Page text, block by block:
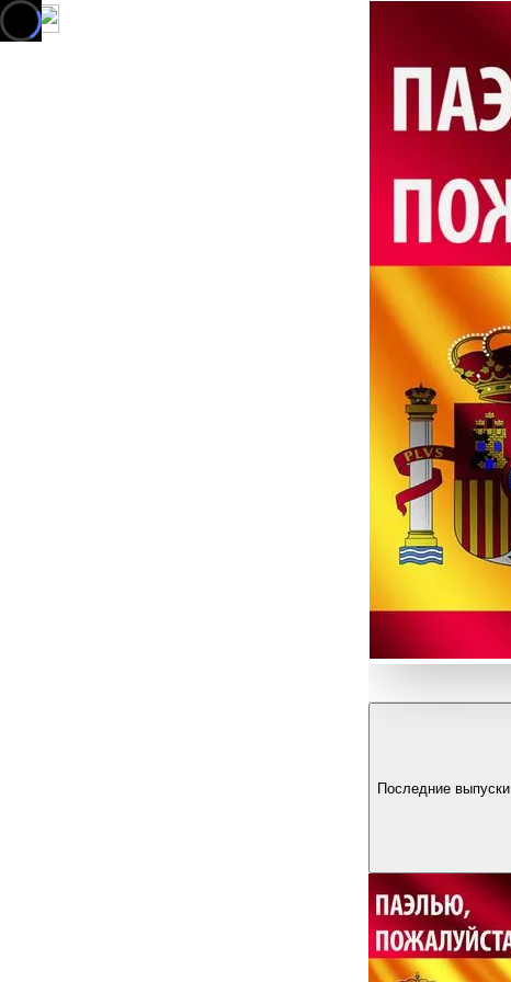
Последние выпуски